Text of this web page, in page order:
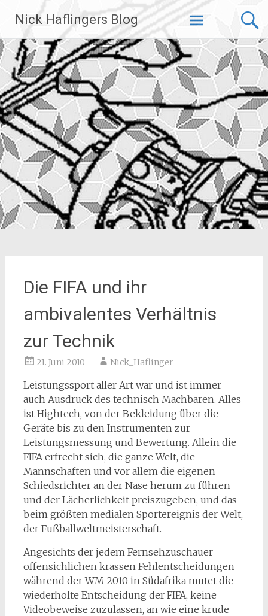
Inhalt
springen
Nick Haflingers Blog
Die FIFA und ihr
ambivalentes Verhältnis
zur Technik
21. Juni 2010 Nick_Haflinger
Leistungssport aller Art war und ist immer
auch Ausdruck des technisch Machbaren. Alles
ist Hightech, von der Bekleidung über die
Geräte bis zu den Instrumenten zur
Leistungsmessung und Bewertung. Allein die
FIFA erfrecht sich, die ganze Welt, die
Mannschaften und vor allem die eigenen
Schiedsrichter an der Nase herum zu führen
und der Lächerlichkeit preiszugeben, und das
beim größten medialen Sportereignis der Welt,
der Fußballweltmeisterschaft.
Angesichts der jedem Fernsehzuschauer
offensichlichen krassen Fehlentscheidungen
während der WM 2010 in Südafrika mutet die
wiederholte Entscheidung der FIFA, keine
Videobeweise zuzulassen, an wie eine krude